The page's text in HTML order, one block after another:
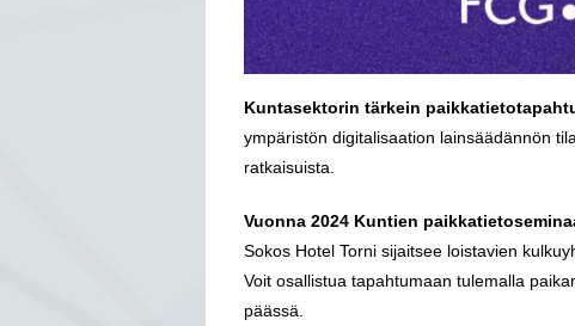
Kuntasektorin tärkein
ympäristön digitalisaation lainsäädännön
ratkaisuista.
Vuonna 2024 Kuntien
Sokos Hotel Torni sijaitsee loistavien
Voit osallistua tapahtumaan tulemalla
päässä.